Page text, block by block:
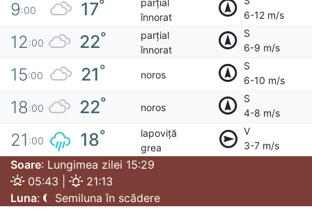
9:00 17°
înnorat
6-12 m/s
12:00 22°
parțial
înnorat
S
6-9 m/s
15:00 21° noros
S
6-10 m/s
18:00 22° noros
S
4-8 m/s
21 :00 18°
lapoviță
grea
V
3-7 m/s
Soare: Lungimea zilei 15:29
05:43 |
21:13
Luna: Semiluna în scădere